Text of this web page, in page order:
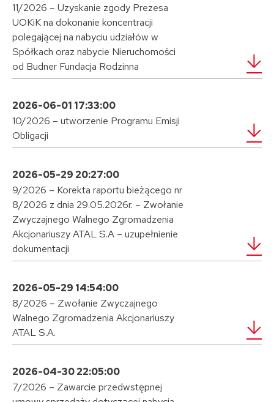
11/2026 – Uzyskanie zgody Prezesa
UOKiK na dokonanie koncentracji
polegającej na nabyciu udziałów w
Spółkach oraz nabycie Nieruchomości
od Budner Fundacja Rodzinna
2026-06-01 17:33:00
10/2026 – utworzenie Programu Emisji
Obligacji
2026-05-29 20:27:00
9/2026 – Korekta raportu bieżącego nr
8/2026 z dnia 29.05.2026r. – Zwołanie
Zwyczajnego Walnego Zgromadzenia
Akcjonariuszy ATAL S.A – uzupełnienie
dokumentacji
2026-05-29 14:54:00
8/2026 – Zwołanie Zwyczajnego
Walnego Zgromadzenia Akcjonariuszy
ATAL S.A.
2026-04-30 22:05:00
7/2026 – Zawarcie przedwstępnej